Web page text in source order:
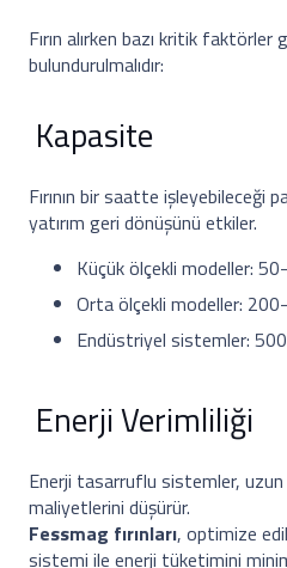
Fırın alırken bazı kritik faktörler
bulundurulmalıdır:
Kapasite
Fırının bir saatte işleyebileceği
yatırım geri dönüşünü etkiler.
Küçük ölçekli modeller:
Orta ölçekli modeller:
Endüstriyel sistemler:
Enerji Verimliliği
Enerji tasarruflu sistemler,
maliyetlerini düşürür.
Fessmag fırınları, optimize
sistemi ile enerji tüketimini